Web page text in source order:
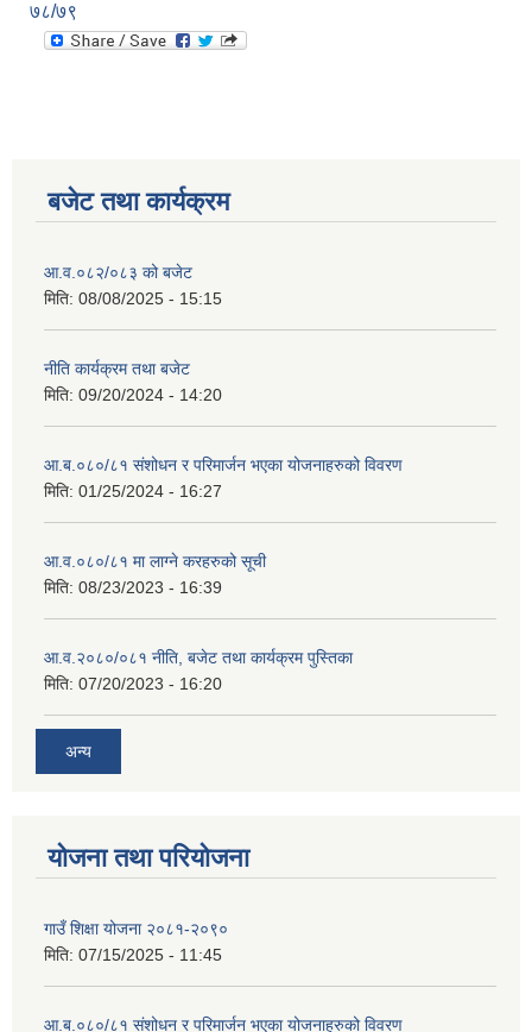
७८/७९
बजेट तथा कार्यक्रम
आ.व.०८२/०८३ को बजेट
मिति: 08/08/2025 - 15:15
नीति कार्यक्रम तथा बजेट
मिति: 09/20/2024 - 14:20
आ.ब.०८०/८१ संशोधन र परिमार्जन भएका योजनाहरुको विवरण
मिति: 01/25/2024 - 16:27
आ.व.०८०/८१ मा लाग्ने करहरुको सूची
मिति: 08/23/2023 - 16:39
आ.व.२०८०/०८१ नीति, बजेट तथा कार्यक्रम पुस्तिका
मिति: 07/20/2023 - 16:20
अन्य
योजना तथा परियोजना
गाउँ शिक्षा योजना २०८१-२०९०
मिति: 07/15/2025 - 11:45
आ.ब.०८०/८१ संशोधन र परिमार्जन भएका योजनाहरुको विवरण